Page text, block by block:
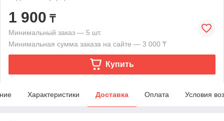
1 900 ₸
Минимальный заказ — 5 шт.
Минимальная сумма заказа на сайте — 3 000 ₸
Купить
Характеристики Доставка Оплата Условия